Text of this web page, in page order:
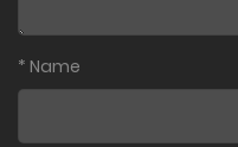
Name
*